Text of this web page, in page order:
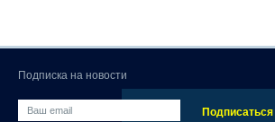
Подписка на новости